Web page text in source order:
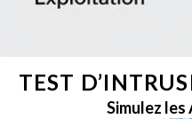
TEST
Simulez